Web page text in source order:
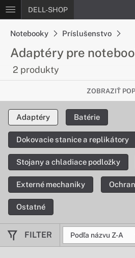
DELL-SHOP
Notebooky Príslušenstvo
Adaptéry pre
2 produkty
Nabíjanie rýchlo a
Ak potrebujete nový adaptér, máme
originálnych adaptérov pre
ZOBRAZIŤ
Adaptéry Batérie
Dokovacie stanice a replikátory
Stojany a chladiace podložky
Externé mechaniky
Ostatné
FILTER